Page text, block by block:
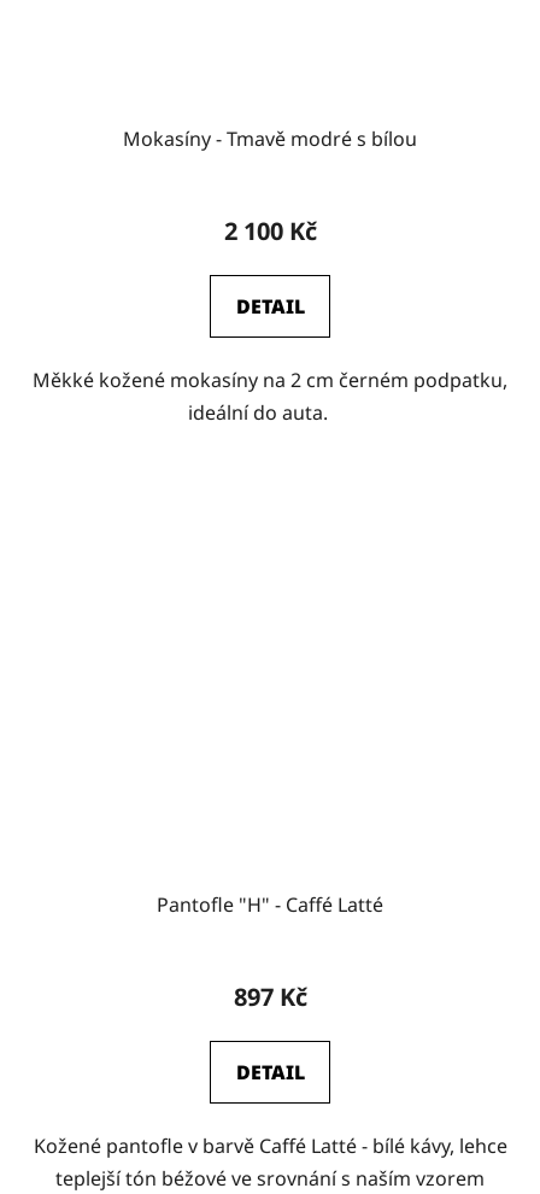
Mokasíny - Tmavě modré s bílou
2 100 Kč
DETAIL
Měkké kožené mokasíny na 2 cm černém podpatku,
ideální do auta.
Pantofle "H" - Caffé Latté
897 Kč
DETAIL
Kožené pantofle v barvě Caffé Latté - bílé kávy, lehce
teplejší tón béžové ve srovnání s naším vzorem